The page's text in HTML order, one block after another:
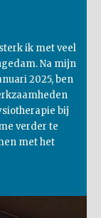
ik met veel
Na mijn
2025, ben
bij
verder te
met het